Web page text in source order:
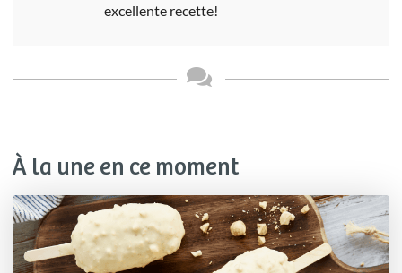
excellente recette!
À la une en ce moment